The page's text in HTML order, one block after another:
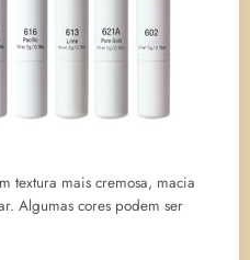
textura mais cremosa, macia
Algumas cores podem ser